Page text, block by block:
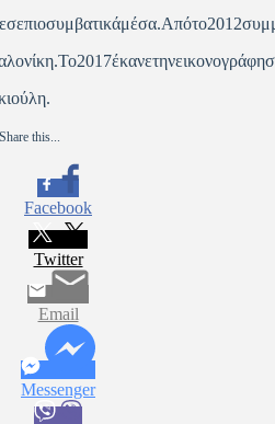
Share this...
Facebook
Twitter
Email
Messenger